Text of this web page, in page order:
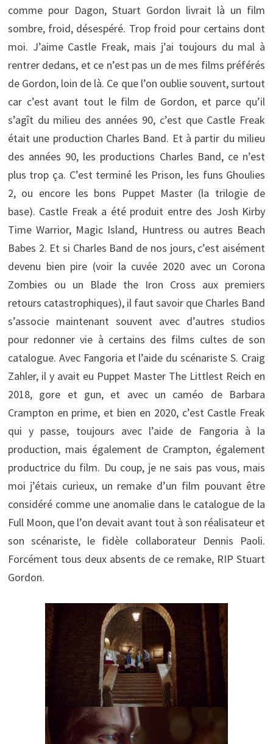
comme pour Dagon, Stuart Gordon livrait là un film
sombre, froid, désespéré. Trop froid pour certains dont
moi. J’aime Castle Freak, mais j’ai toujours du mal à
rentrer dedans, et ce n’est pas un de mes films préférés
de Gordon, loin de là. Ce que l’on oublie souvent, surtout
car c’est avant tout le film de Gordon, et parce qu’il
s’agît du milieu des années 90, c’est que Castle Freak
était une production Charles Band. Et à partir du milieu
des années 90, les productions Charles Band, ce n’est
plus trop ça. C’est terminé les Prison, les funs Ghoulies
2, ou encore les bons Puppet Master (la trilogie de
base). Castle Freak a été produit entre des Josh Kirby
Time Warrior, Magic Island, Huntress ou autres Beach
Babes 2. Et si Charles Band de nos jours, c’est aisément
devenu bien pire (voir la cuvée 2020 avec un Corona
Zombies ou un Blade the Iron Cross aux premiers
retours catastrophiques), il faut savoir que Charles Band
s’associe maintenant souvent avec d’autres studios
pour redonner vie à certains des films cultes de son
catalogue. Avec Fangoria et l’aide du scénariste S. Craig
Zahler, il y avait eu Puppet Master The Littlest Reich en
2018, gore et gun, et avec un caméo de Barbara
Crampton en prime, et bien en 2020, c’est Castle Freak
qui y passe, toujours avec l’aide de Fangoria à la
production, mais également de Crampton, également
productrice du film. Du coup, je ne sais pas vous, mais
moi j’étais curieux, un remake d’un film pouvant être
considéré comme une anomalie dans le catalogue de la
Full Moon, que l’on devait avant tout à son réalisateur et
son scénariste, le fidèle collaborateur Dennis Paoli.
Forcément tous deux absents de ce remake, RIP Stuart
Gordon.